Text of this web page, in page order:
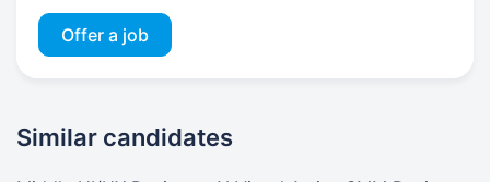
Offer a job
Similar candidates